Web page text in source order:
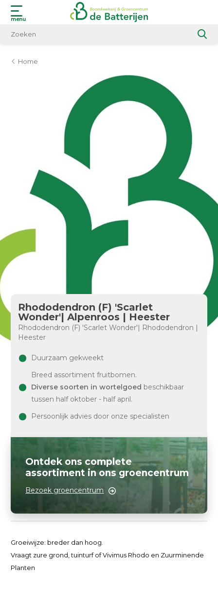
menu
Home
Rhododendron (F) 'Scarlet
Wonder'| Alpenroos | Heester
Rhododendron (F) 'Scarlet Wonder'| Rhododendron |
Heester
Duurzaam gekweekt
Breed assortiment fruitbomen.
Diverse soorten in wortelgoed beschikbaar
tussen half oktober - half april.
Persoonlijk advies door onze specialisten
Ontdek ons complete
assortiment in ons groencentrum
Bezoek groencentrum
Groeiwijze: breder dan hoog.
Vraagt zure grond, tuinturf of Vivimus Rhodo en Zuurminende
Planten